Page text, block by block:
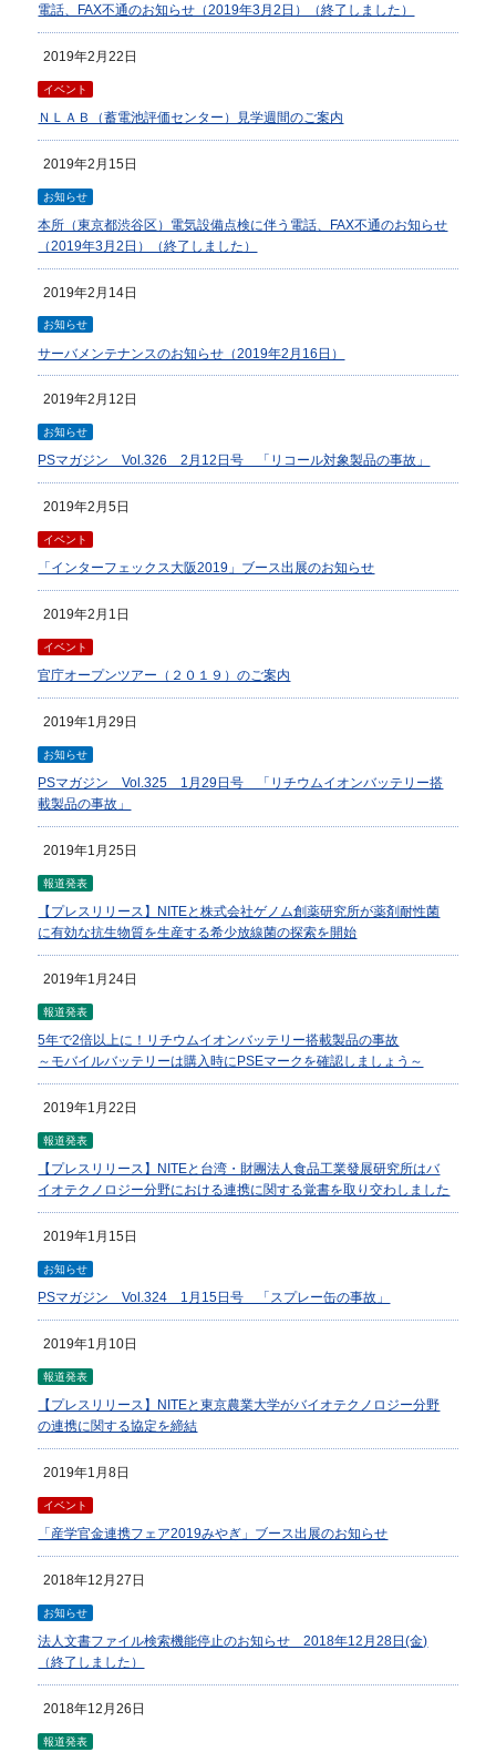
電話、FAX不通のお知らせ（2019年3月2日）（終了しました）
2019年2月22日
イベント
ＮＬＡＢ（蓄電池評価センター）見学週間のご案内
2019年2月15日
お知らせ
本所（東京都渋谷区）電気設備点検に伴う電話、FAX不通のお知らせ
（2019年3月2日）（終了しました）
2019年2月14日
お知らせ
サーバメンテナンスのお知らせ（2019年2月16日）
2019年2月12日
お知らせ
PSマガジン Vol.326 2月12日号 「リコール対象製品の事故」
2019年2月5日
イベント
「インターフェックス大阪2019」ブース出展のお知らせ
2019年2月1日
イベント
官庁オープンツアー（２０１９）のご案内
2019年1月29日
お知らせ
PSマガジン Vol.325 1月29日号 「リチウムイオンバッテリー搭
載製品の事故」
2019年1月25日
報道発表
【プレスリリース】NITEと株式会社ゲノム創薬研究所が薬剤耐性菌
に有効な抗生物質を生産する希少放線菌の探索を開始
2019年1月24日
報道発表
5年で2倍以上に！リチウムイオンバッテリー搭載製品の事故
～モバイルバッテリーは購入時にPSEマークを確認しましょう～
2019年1月22日
報道発表
【プレスリリース】NITEと台湾・財團法人食品工業發展研究所はバ
イオテクノロジー分野における連携に関する覚書を取り交わしました
2019年1月15日
お知らせ
PSマガジン Vol.324 1月15日号 「スプレー缶の事故」
2019年1月10日
報道発表
【プレスリリース】NITEと東京農業大学がバイオテクノロジー分野
の連携に関する協定を締結
2019年1月8日
イベント
「産学官金連携フェア2019みやぎ」ブース出展のお知らせ
2018年12月27日
お知らせ
法人文書ファイル検索機能停止のお知らせ 2018年12月28日(金)
（終了しました）
2018年12月26日
報道発表